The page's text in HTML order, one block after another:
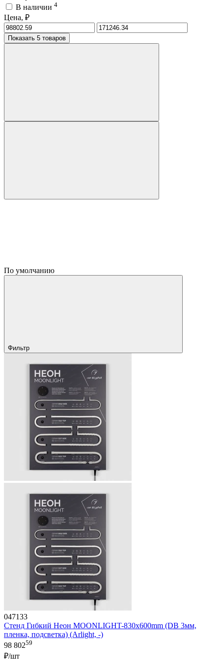
В наличии 4
Цена, ₽
Показать 5 товаров
По умолчанию
Фильтр
047133
Стенд Гибкий Неон MOONLIGHT-830x600mm (DB 3мм,
пленка, подсветка) (Arlight, -)
98 80259
₽/шт